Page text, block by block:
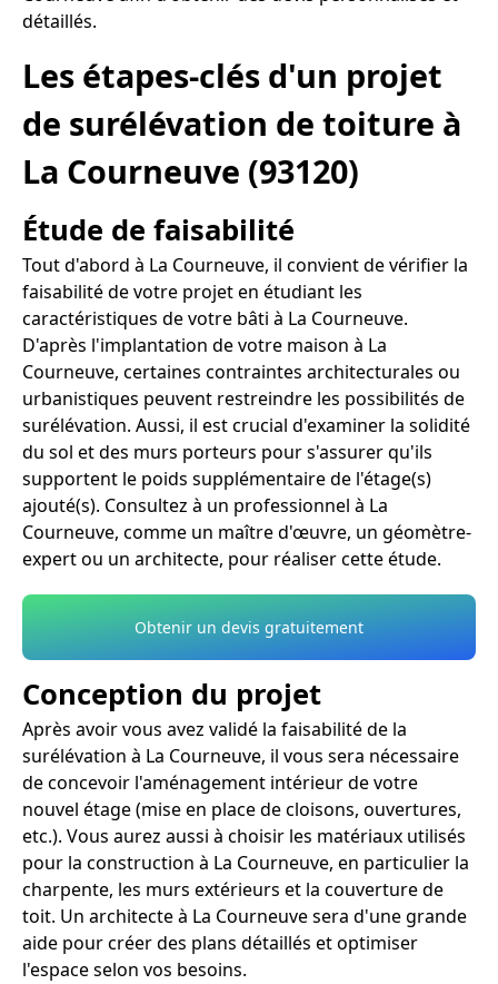
détaillés.
Les étapes-clés d'un projet
de surélévation de toiture à
La Courneuve (93120)
Étude de faisabilité
Tout d'abord à La Courneuve, il convient de vérifier la
faisabilité de votre projet en étudiant les
caractéristiques de votre bâti à La Courneuve.
D'après l'implantation de votre maison à La
Courneuve, certaines contraintes architecturales ou
urbanistiques peuvent restreindre les possibilités de
surélévation. Aussi, il est crucial d'examiner la solidité
du sol et des murs porteurs pour s'assurer qu'ils
supportent le poids supplémentaire de l'étage(s)
ajouté(s). Consultez à un professionnel à La
Courneuve, comme un maître d'œuvre, un géomètre-
expert ou un architecte, pour réaliser cette étude.
Obtenir un devis gratuitement
Conception du projet
Après avoir vous avez validé la faisabilité de la
surélévation à La Courneuve, il vous sera nécessaire
de concevoir l'aménagement intérieur de votre
nouvel étage (mise en place de cloisons, ouvertures,
etc.). Vous aurez aussi à choisir les matériaux utilisés
pour la construction à La Courneuve, en particulier la
charpente, les murs extérieurs et la couverture de
toit. Un architecte à La Courneuve sera d'une grande
aide pour créer des plans détaillés et optimiser
l'espace selon vos besoins.